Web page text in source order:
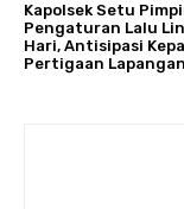
Kapolsek Setu
Pengaturan Lalu
Hari, Antisipasi
Pertigaan